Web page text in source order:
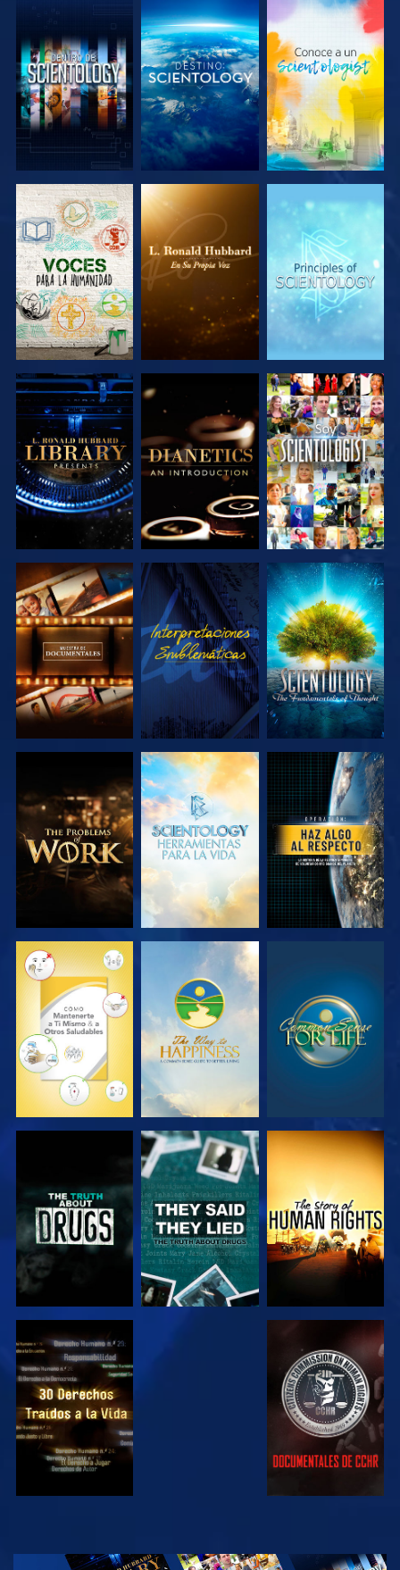
EXPLORA LAS
SERIES
EXPLORA LAS
SERIES
EXPLORA LAS
SERIES
EXPLORA LAS
SERIES
EXPLORA LAS
SERIES
VE
EXPLORA LAS
SERIES
VE
EXPLORA LAS
SERIES
EXPLORA LAS
SERIES
EXPLORA LAS
SERIES
VE
VE VE VE
VE VE
VE VE
VE
EXPLORA LAS